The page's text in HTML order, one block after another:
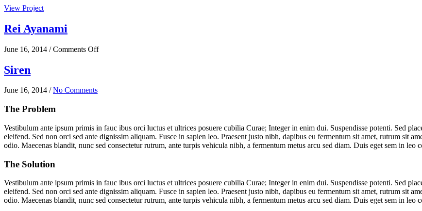
View Project
Rei Ayanami
June 16, 2014 /Comments Offon
Siren
June 16, 2014 /No Comments
The Problem
Vestibulum ante ipsum primis in fauc ibus orci luctus et ultrices posuere cubilia Curae; Integer in enim dui. Suspendisse potenti. Sed
eleifend. Sed non orci sed ante dignissim aliquam. Fusce in sapien leo. Praesent justo nibh, dapibus eu fermentum sit amet, rutrum sit
odio. Maecenas blandit, nunc sed consectetur rutrum, ante turpis vehicula nibh, a fermentum metus arcu sed diam. Duis eget sem in leo
The Solution
Vestibulum ante ipsum primis in fauc ibus orci luctus et ultrices posuere cubilia Curae; Integer in enim dui. Suspendisse potenti. Sed
eleifend. Sed non orci sed ante dignissim aliquam. Fusce in sapien leo. Praesent justo nibh, dapibus eu fermentum sit amet, rutrum sit
odio. Maecenas blandit, nunc sed consectetur rutrum, ante turpis vehicula nibh, a fermentum metus arcu sed diam. Duis eget sem in leo